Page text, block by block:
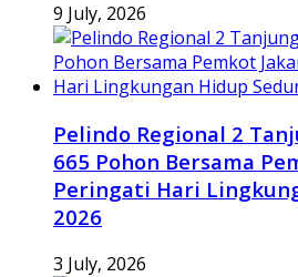
9 July, 2026
Pelindo Regional 2
665 Pohon Bersama
Peringati Hari
2026
3 July, 2026